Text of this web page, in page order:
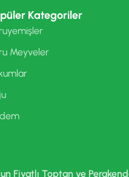
Kategoriler
Meyveler
Fiyatlı Toptan ve